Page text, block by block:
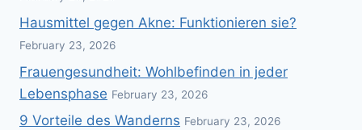
Hausmittel gegen Akne: Funktionieren sie?
February 23, 2026
Frauengesundheit: Wohlbefinden in jeder
Lebensphase February 23, 2026
9 Vorteile des Wanderns February 23, 2026